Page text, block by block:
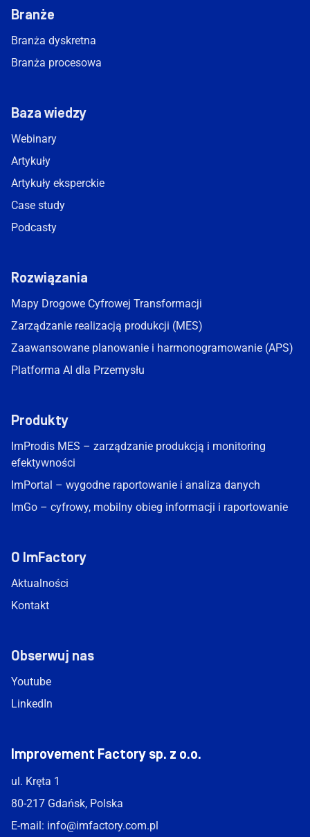
Branże
Branża dyskretna
Branża procesowa
Baza wiedzy
Webinary
Artykuły
Artykuły eksperckie
Case study
Podcasty
Rozwiązania
Mapy Drogowe Cyfrowej Transformacji
Zarządzanie realizacją produkcji (MES)
Zaawansowane planowanie i harmonogramowanie (APS)
Platforma AI dla Przemysłu
Produkty
ImProdis MES – zarządzanie produkcją i monitoring
efektywności
ImPortal – wygodne raportowanie i analiza danych
ImGo – cyfrowy, mobilny obieg informacji i raportowanie
O ImFactory
Aktualności
Kontakt
Obserwuj nas
Youtube
LinkedIn
Improvement Factory sp. z o.o.
ul. Kręta 1
80-217 Gdańsk, Polska
E-mail: info@imfactory.com.pl